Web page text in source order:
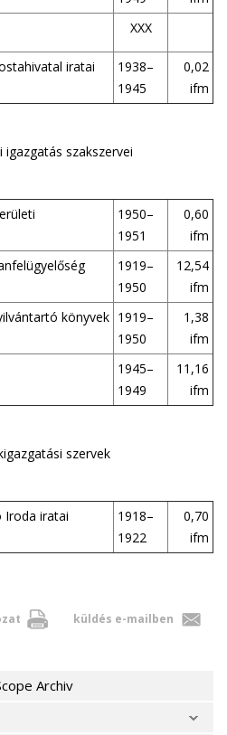
XXX
iratai
1938–
1945
0,02
ifm
igazgatás szakszervei
1950–
1951
0,60
ifm
1919–
1950
12,54
ifm
könyvek 1919–
1950
1,38
ifm
1945–
1949
11,16
ifm
szervek
Iroda iratai
1918–
1922
0,70
ifm
küldés e-mailben
Archiv